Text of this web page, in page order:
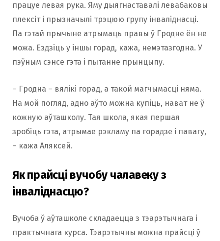
працуе левая рука. Яму дыягнаставалі левабаковы
плексіт і прызначылі трэцюю групу інваліднасці.
Па гэтай прычыне атрымаць правы ў Гродне ён не
можа. Ездзіць у іншы горад, кажа, немэтазгодна. У
пэўным сэнсе гэта і пытанне прынцыпу.
– Гродна – вялікі горад, а такой магчымасці няма.
На мой погляд, адно аўто можна купіць, нават не ў
кожную аўташколу. Тая школа, якая першая
зробіць гэта, атрымае рэкламу па горадзе і павагу,
– кажа Аляксей.
Як прайсці вучобу чалавеку з
інваліднасцю?
Вучоба ў аўташколе складаецца з тэарэтычнага і
практычнага курса. Тэарэтычны можна прайсці ў